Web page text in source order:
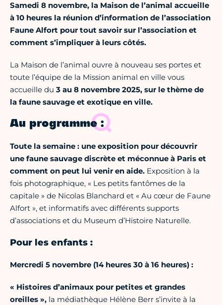
Samedi 8 novembre, la Maison de l’animal accueille
à 10 heures la réunion d’information de l’association
Faune Alfort pour tout savoir sur l’association et
comment s’impliquer à leurs côtés.
La Maison de l’animal ouvre à nouveau ses portes et
toute l’équipe de la Mission animal en ville vous
accueille du 3 au 8 novembre 2025, sur le thème de
la faune sauvage et exotique en ville.
Au programme :
Toute la semaine : une exposition pour découvrir
une faune sauvage discrète et méconnue à Paris et
comment on peut lui venir en aide. Exposition à la
fois photographique, « Les petits fantômes de la
capitale » de Nicolas Blanchard et « Au cœur de Faune
Alfort », et informatifs avec différents supports
d’associations et du Museum d’Histoire Naturelle.
Pour les enfants :
Mercredi 5 novembre (14 heures 30 à 16 heures) :
« Histoires d’animaux pour petites et grandes
oreilles », la médiathèque Hélène Berr s’invite à la